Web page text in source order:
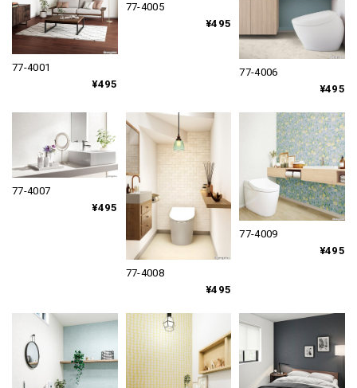
77-4001
¥495
77-4005
¥495
77-4006
¥495
77-4007
¥495
77-4008
¥495
77-4009
¥495